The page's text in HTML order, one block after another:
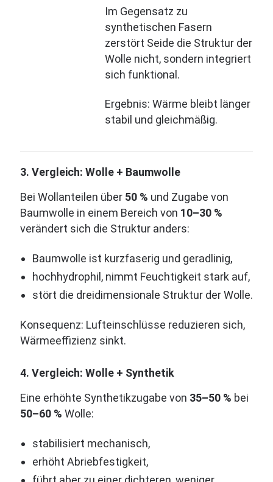
Im Gegensatz zu
synthetischen Fasern
zerstört Seide die Struktur der
Wolle nicht, sondern integriert
sich funktional.
Ergebnis: Wärme bleibt länger
stabil und gleichmäßig.
3. Vergleich: Wolle + Baumwolle
Bei Wollanteilen über 50 % und Zugabe von
Baumwolle in einem Bereich von 10–30 %
verändert sich die Struktur anders:
Baumwolle ist kurzfaserig und geradlinig,
hochhydrophil, nimmt Feuchtigkeit stark auf,
stört die dreidimensionale Struktur der Wolle.
Konsequenz: Lufteinschlüsse reduzieren sich,
Wärmeeffizienz sinkt.
4. Vergleich: Wolle + Synthetik
Eine erhöhte Synthetikzugabe von 35–50 % bei
50–60 % Wolle:
stabilisiert mechanisch,
erhöht Abriebfestigkeit,